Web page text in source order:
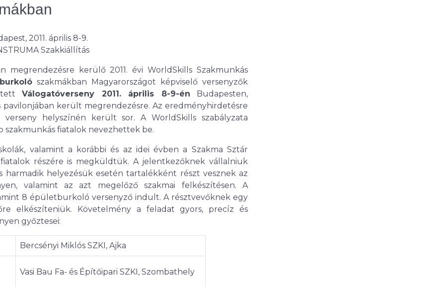
2011. április 8-9.
Szakkiállítás
megrendezésre kerülő 2011. évi WorldSkills Szakmunkás
szakmákban Magyarországot képviselő versenyzők
Válogatóverseny 2011. április 8-9-én Budapesten,
pavilonjában került megrendezésre. Az eredményhirdetésre
verseny helyszínén került sor. A WorldSkills szabályzata
szakmunkás fiatalok nevezhettek be.
valamint a korábbi és az idei évben a Szakma Sztár
részére is megküldtük. A jelentkezőknek vállalniuk
helyezésük esetén tartalékként részt vesznek az
valamint az azt megelőző szakmai felkészítésen. A
8 épületburkoló versenyző indult. A résztvevőknek egy
elkészíteniük. Követelmény a feladat gyors, precíz és
győztesei:
Bercsényi Miklós SZKI, Ajka
Vasi Bau Fa- és Építőipari SZKI, Szombathely